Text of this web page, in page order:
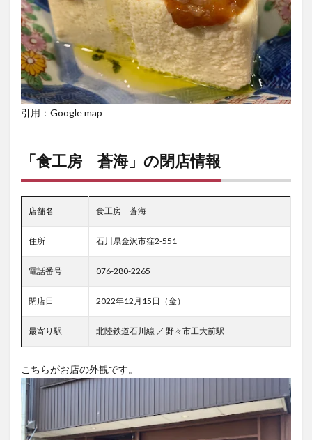
引用：Google map
「食工房 蒼海」の閉店情報
店舗名 食工房 蒼海
住所 石川県金沢市窪2-551
電話番号 076-280-2265
閉店日 2022年12月15日（金）
最寄り駅 北陸鉄道石川線 ／ 野々市工大前駅
こちらがお店の外観です。